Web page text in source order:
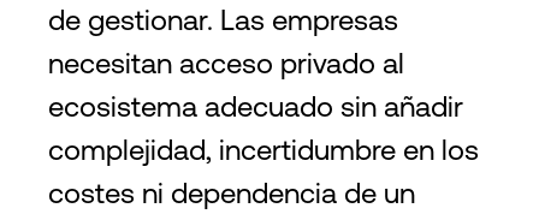
de gestionar. Las empresas
necesitan acceso privado al
ecosistema adecuado sin añadir
complejidad, incertidumbre en los
costes ni dependencia de un